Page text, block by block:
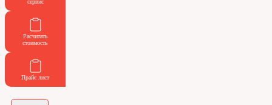
сервис
Расчитать
стоимость
Прайс лист